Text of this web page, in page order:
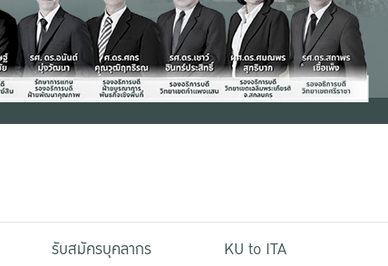
รับสมัครบุคลากร KU to ITA